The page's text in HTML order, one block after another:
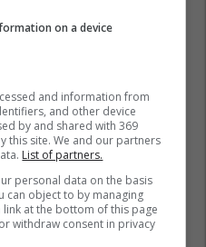
on a device
and information from
and other device
by and shared with 369
this site. We and our partners
List of partners.
personal data on the basis
can object to by managing
at the bottom of this page
withdraw consent in privacy